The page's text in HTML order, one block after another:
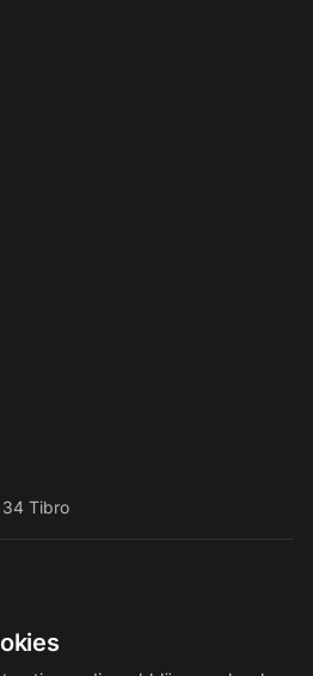
Tibro